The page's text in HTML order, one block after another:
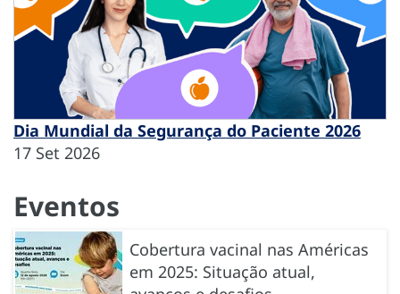
Dia Mundial da Segurança do Paciente 2026
17 Set 2026
Eventos
Cobertura vacinal nas Américas
em 2025: Situação atual,